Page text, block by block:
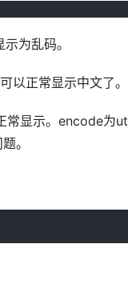
为乱码。
以正常显示中文了。
正常显示。encode
。